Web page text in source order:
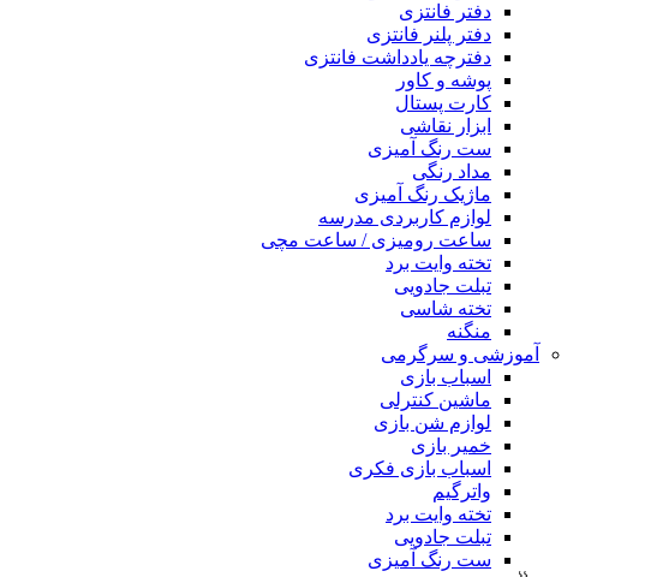
دفتر فانتزی
دفتر پلنر فانتزی
دفترچه یادداشت فانتزی
پوشه و کاور
کارت پستال
ابزار نقاشی
ست رنگ آمیزی
مداد رنگی
ماژیک رنگ آمیزی
لوازم کاربردی مدرسه
ساعت رومیزی / ساعت مچی
تخته وایت برد
تبلت جادویی
تخته شاسی
منگنه
آموزشی و سرگرمی
اسباب بازی
ماشین کنترلی
لوازم شن بازی
خمیر بازی
اسباب بازی فکری
واترگیم
تخته وایت برد
تبلت جادویی
ست رنگ آمیزی